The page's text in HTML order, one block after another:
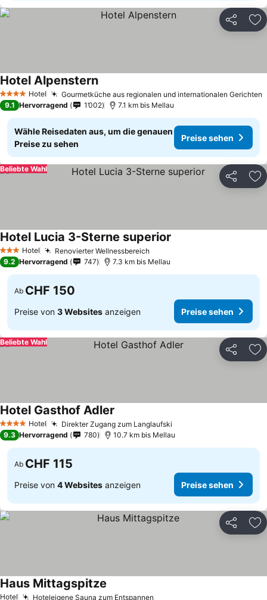
Teilen
4 Sterne Hotel Gourmetküche aus regionalen und internationalen Gerichten
Hotel Alpenstern
9.1 Hervorragend 1’002 7.1 km bis Mellau
Wähle Reisedaten aus, um die genauen
Preise zu sehen
Preise sehen
Teilen
Beliebte Wahl
3 SterneHotel Renovierter Wellnessbereich
Hotel Lucia 3-Sterne superior
9.2 Hervorragend 747 7.3 km bis Mellau
Ab CHF 150
Preise von 3 Websites anzeigen Preise sehen
Teilen
Beliebte Wahl
4 Sterne Hotel Direkter Zugang zum Langlaufski
Hotel Gasthof Adler
9.3 Hervorragend 780 10.7 km bis Mellau
Ab CHF 115
Preise von 4 Websites anzeigen Preise sehen
Teilen
Hotel Hoteleigene Sauna zum Entspannen
Haus Mittagspitze